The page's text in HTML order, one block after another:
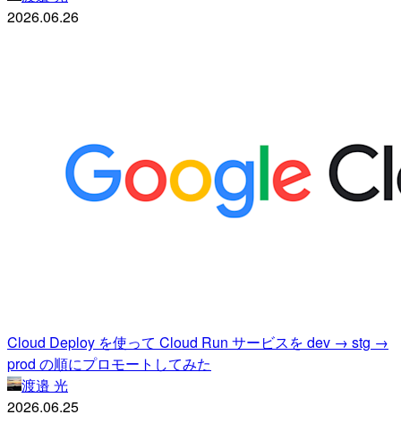
2026.06.26
Cloud Deploy を使って Cloud Run サービスを dev → stg →
prod の順にプロモートしてみた
渡邉 光
2026.06.25